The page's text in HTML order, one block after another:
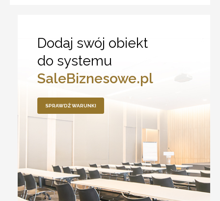
Dodaj swój obiekt
do systemu
SaleBiznesowe.pl
SPRAWDŹ WARUNKI